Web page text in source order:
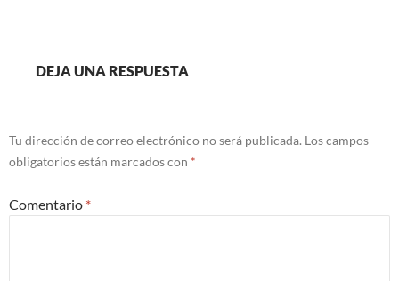
DEJA UNA RESPUESTA
Tu dirección de correo electrónico no será publicada. Los campos
obligatorios están marcados con *
Comentario *